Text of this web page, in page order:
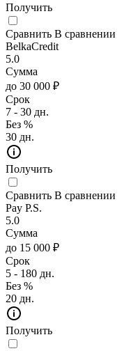
Получить
Сравнить В сравнении
BelkaCredit
5.0
Сумма
до 30 000 ₽
Срок
7 - 30 дн.
Без %
30 дн.
Получить
Сравнить В сравнении
Pay P.S.
5.0
Сумма
до 15 000 ₽
Срок
5 - 180 дн.
Без %
20 дн.
Получить